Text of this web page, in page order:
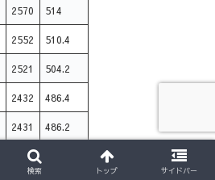
2570 514
2552 510.4
2521 504.2
2432 486.4
2431 486.2
2428
検索 トップ サイドバー